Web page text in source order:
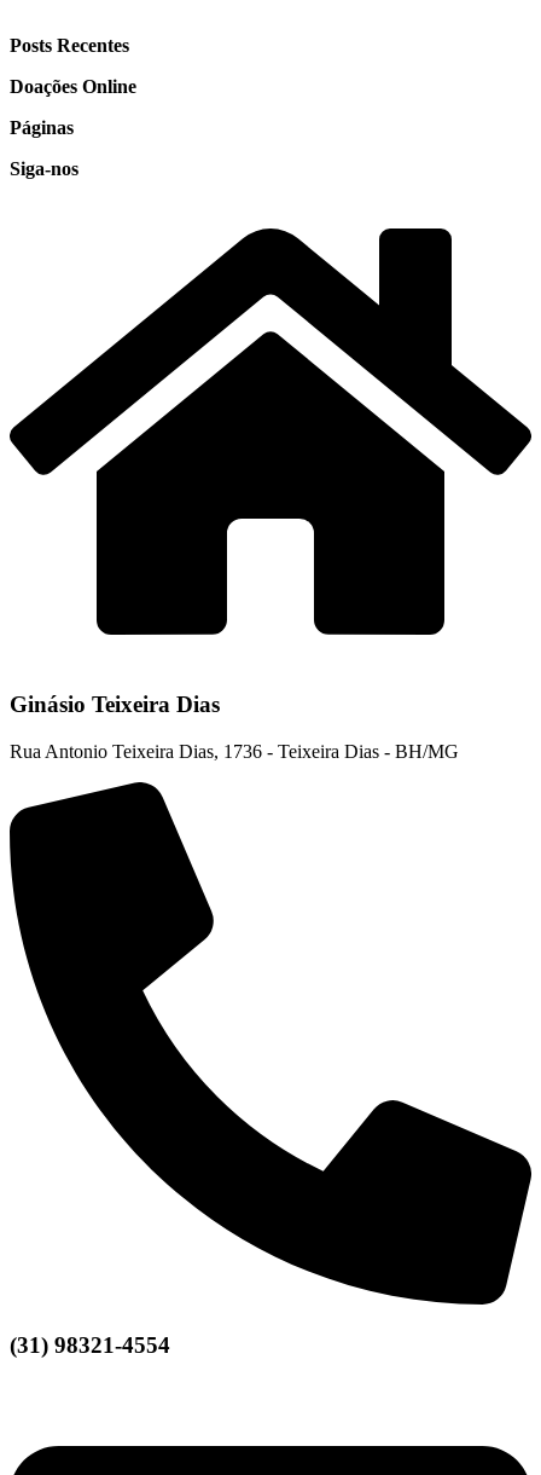
Posts Recentes
Doações Online
Páginas
Siga-nos
Ginásio Teixeira Dias
Rua Antonio Teixeira Dias, 1736 - Teixeira Dias - BH/MG
(31) 98321-4554